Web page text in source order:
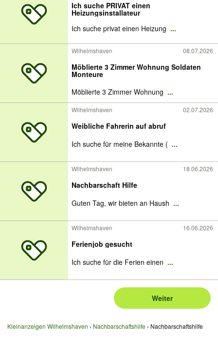
Ich suche PRIVAT einen
Heizungsinstallateur
Ich suche privat einen Heizung ...
Wilhelmshaven 08.07.2026
Möblierte 3 Zimmer Wohnung Soldaten
Monteure
Möblierte 3 Zimmer Wohnung ...
Wilhelmshaven 02.07.2026
Weibliche Fahrerin auf abruf
Ich suche für meine Bekannte ( ...
Wilhelmshaven 18.06.2026
Nachbarschaft Hilfe
Guten Tag, wir bieten an Haush ...
Wilhelmshaven 16.06.2026
Ferienjob gesucht
Ich suche für die Ferien einen ...
Weiter
Kleinanzeigen Wilhelmshaven Nachbarschaftshilfe Nachbarschaftshilfe